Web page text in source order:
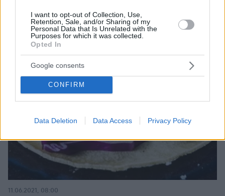
I want to opt-out of Collection, Use,
Retention, Sale, and/or Sharing of my
Personal Data that Is Unrelated with the
Purposes for which it was collected.
Opted In
Google consents
CONFIRM
Data Deletion Data Access Privacy Policy
11.06.2021, 08:00